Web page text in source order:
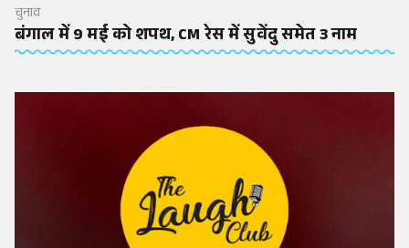
चुनाव
बंगाल में 9 मई को शपथ, CM रेस में सुवेंदु समेत 3 नाम